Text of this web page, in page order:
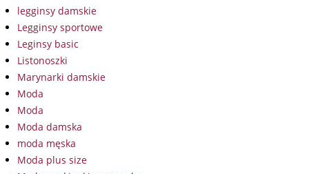
legginsy damskie
Legginsy sportowe
Leginsy basic
Listonoszki
Marynarki damskie
Moda
Moda
Moda damska
moda męska
Moda plus size